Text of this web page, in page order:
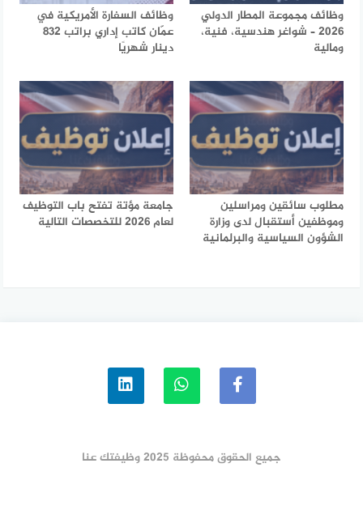
وظائف مجموعة المطار الدولي
2026 – شواغر هندسية، فنية،
ومالية
وظائف السفارة الأمريكية في
عمّان كاتب إداري براتب 832
دينار شهريًا
مطلوب سائقين ومراسلين
وموظفين أستقبال لدى وزارة
الشؤون السياسية والبرلمانية
جامعة مؤتة تفتح باب التوظيف
لعام 2026 للتخصصات التالية
جميع الحقوق محفوظة 2025 وظيفتك عنا